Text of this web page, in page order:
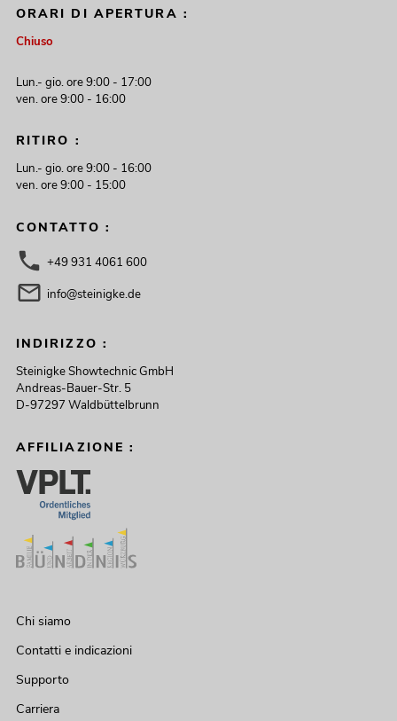
ORARI DI APERTURA :
Chiuso
Lun.- gio. ore 9:00 - 17:00
ven. ore 9:00 - 16:00
RITIRO :
Lun.- gio. ore 9:00 - 16:00
ven. ore 9:00 - 15:00
CONTATTO :
+49 931 4061 600
info@steinigke.de
INDIRIZZO :
Steinigke Showtechnic GmbH
Andreas-Bauer-Str. 5
D-97297 Waldbüttelbrunn
AFFILIAZIONE :
Chi siamo
Contatti e indicazioni
Supporto
Carriera